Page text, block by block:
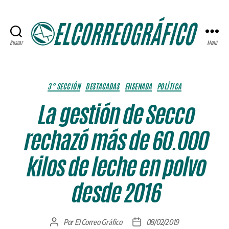
Buscar Menú
Categorías
3° SECCIÓN DESTACADAS ENSENADA POLÍTICA
La gestión de Secco
rechazó más de 60.000
kilos de leche en polvo
desde 2016
AutorPorEl Correo Gráfico
Fecha08/02/2019